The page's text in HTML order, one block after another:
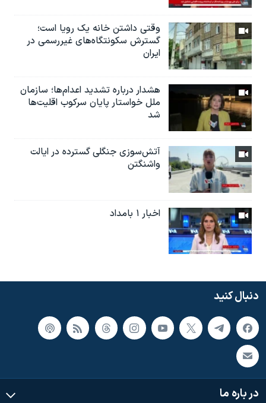
وقتی داشتن خانه یک رویا است؛
گسترش سکونتگاه‌های غیررسمی در
ایران
هشدار درباره تشدید اعدام‌ها؛ سازمان
ملل خواستار پایان سرکوب اقلیت‌ها
شد
آتش‌سوزی جنگلی گسترده در ایالت
واشنگتن
اخبار ۱ بامداد
دنبال کنید
در باره ما